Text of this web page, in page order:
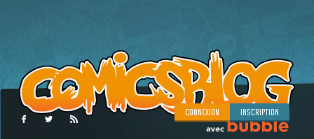
CONNEXION INSCRIPTION